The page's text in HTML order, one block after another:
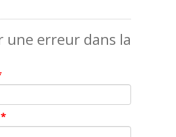
une erreur dans la
*